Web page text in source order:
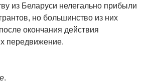
из Беларуси нелегально прибыли
но большинство из них
окончания действия
передвижение.
.